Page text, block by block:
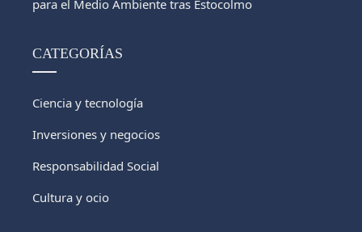
para el Medio Ambiente tras Estocolmo
CATEGORÍAS
Ciencia y tecnología
Inversiones y negocios
Responsabilidad Social
Cultura y ocio